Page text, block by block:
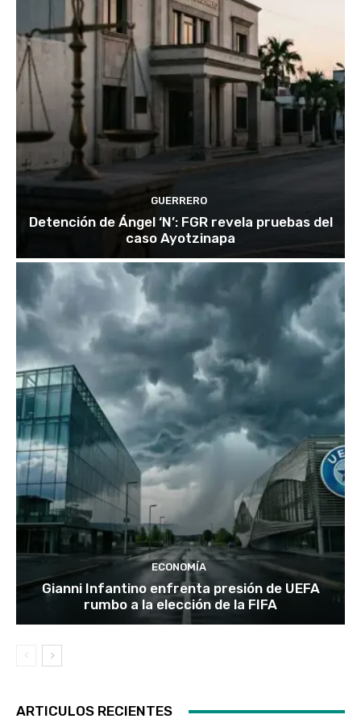
GUERRERO
Detención de Ángel ‘N’: FGR revela pruebas del
caso Ayotzinapa
ECONOMÍA
Gianni Infantino enfrenta presión de UEFA
rumbo a la elección de la FIFA
ARTICULOS RECIENTES